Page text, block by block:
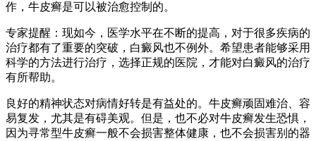
作，牛皮癣是可以被治愈控制的。
专家提醒：现如今，医学水平在不断的提高，对于很多疾病的
治疗都有了重要的突破，白癜风也不例外。希望患者能够采用
科学的方法进行治疗，选择正规的医院，才能对白癜风的治疗
有所帮助。
良好的精神状态对病情好转是有益处的。牛皮癣顽固难治、容
易复发，尤其是有碍美观。但是，也不必对牛皮癣发生恐惧，
因为寻常型牛皮癣一般不会损害整体健康，也不会损害别的器